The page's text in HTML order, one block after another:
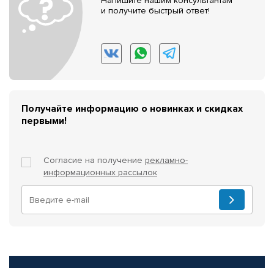
и получите быстрый ответ!
Получайте информацию о новинках и скидках
первыми!
Согласие на получение рекламно-
информационных рассылок